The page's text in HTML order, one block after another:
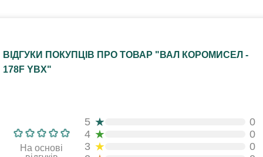
ВІДГУКИ ПОКУПЦІВ ПРО ТОВАР "ВАЛ КОРОМИСЕЛ -
178F YBX"
На основі
5 ★
0
4 ★
0
3 ★
0